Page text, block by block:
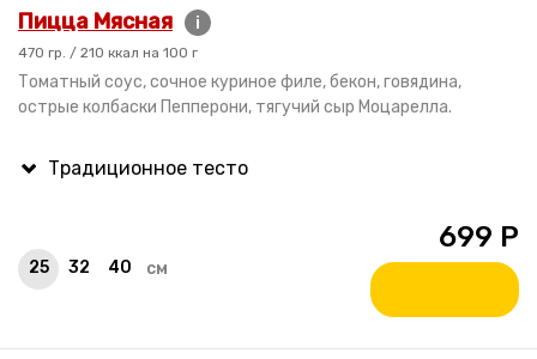
Пицца Мясная i
470 гр. / 210 ккал на 100 г
Томатный соус, сочное куриное филе, бекон, говядина,
острые колбаски Пепперони, тягучий сыр Моцарелла.
25 32 40 см
699 Р